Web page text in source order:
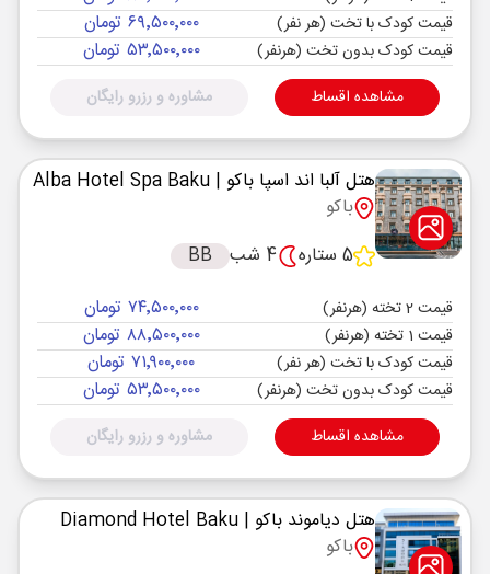
قیمت کودک با تخت (هر نفر) ۶۹٬۵۰۰٬۰۰۰ تومان
قیمت کودک بدون تخت (هرنفر) ۵۳٬۵۰۰٬۰۰۰ تومان
مشاهده اقساط مشاوره و رزرو رایگان
هتل آلبا اند اسپا باکو | Alba Hotel Spa Baku
باکو
5 ستاره
4 شب BB
قیمت 2 تخته (هرنفر) ۷۴٬۵۰۰٬۰۰۰ تومان
قیمت 1 تخته (هرنفر) ۸۸٬۵۰۰٬۰۰۰ تومان
قیمت کودک با تخت (هر نفر) ۷۱٬۹۰۰٬۰۰۰ تومان
قیمت کودک بدون تخت (هرنفر) ۵۳٬۵۰۰٬۰۰۰ تومان
مشاهده اقساط مشاوره و رزرو رایگان
هتل دیاموند باکو | Diamond Hotel Baku
باکو